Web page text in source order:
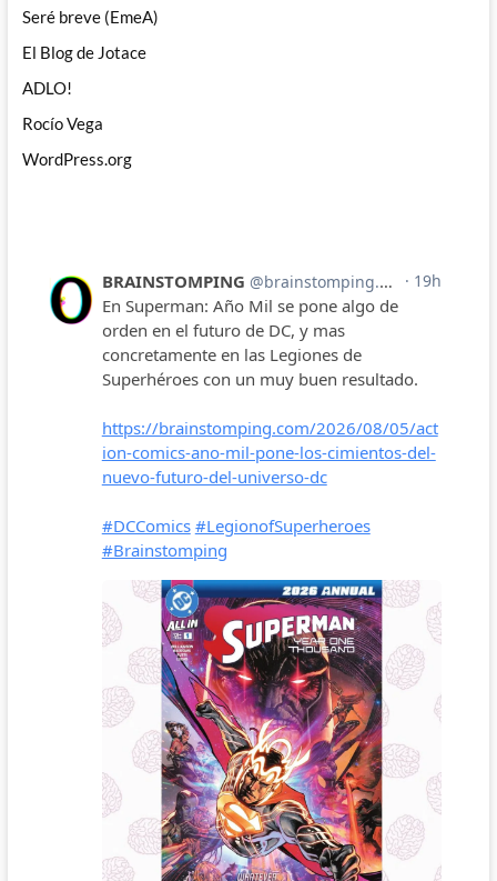
Seré breve (EmeA)
El Blog de Jotace
ADLO!
Rocío Vega
WordPress.org